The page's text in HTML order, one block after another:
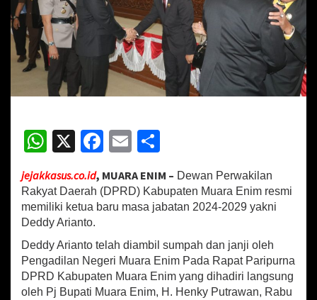
a
t
t
u
a
R
D
,
P
W
h
at
sA
p
p
X
Fa
b
o
k
E
ai
l
ar
e
jejakkasus.co.id, MUARA ENIM – Dewan Perwakilan
Rakyat Daerah (DPRD) Kabupaten Muara Enim resmi
memiliki ketua baru masa jabatan 2024-2029 yakni
Deddy Arianto.
Deddy Arianto telah diambil sumpah dan janji oleh
Pengadilan Negeri Muara Enim Pada Rapat Paripurna
DPRD Kabupaten Muara Enim yang dihadiri langsung
oleh Pj Bupati Muara Enim, H. Henky Putrawan, Rabu